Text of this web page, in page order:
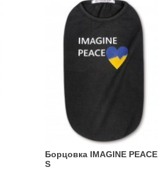
Борцовка IMAGINE PEACE
S